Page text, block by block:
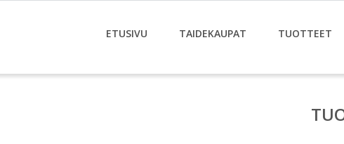
ETUSIVU TAIDEKAUPAT TUOTTEET